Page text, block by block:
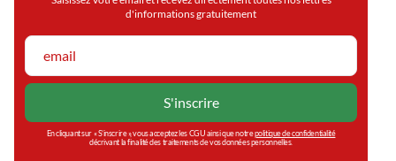
d'informations gratuitement
En cliquant sur « S’inscrire », vous acceptez les CGU ainsi que notrepolitique de confidentialité
décrivant la finalité des traitements de vos données personnelles.